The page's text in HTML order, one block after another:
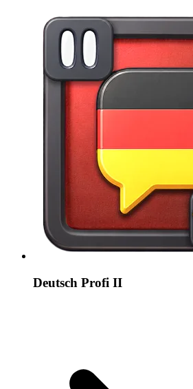
Deutsch Profi II